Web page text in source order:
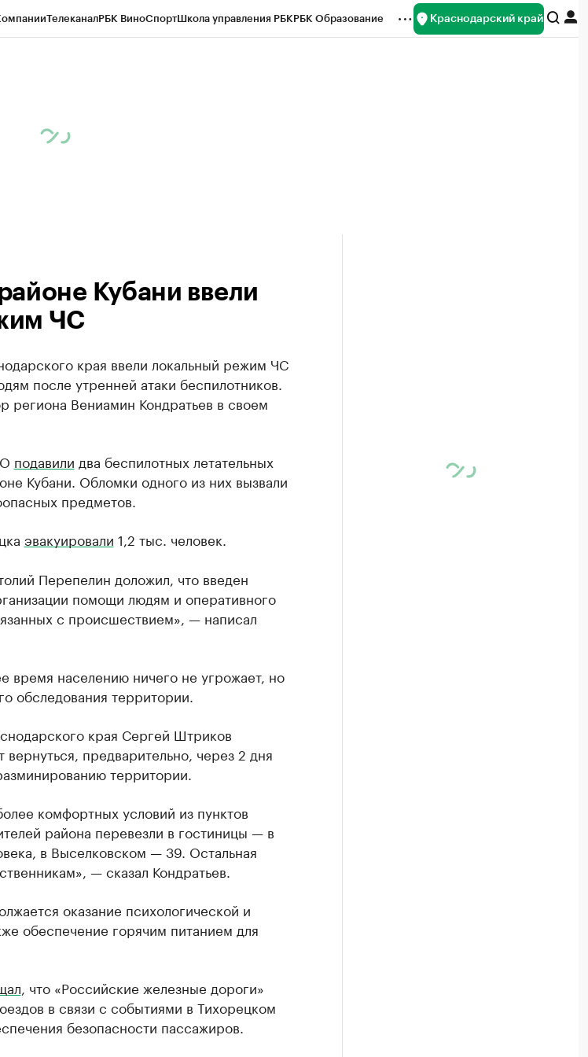
ТелеканалРБК ВиноСпортШкола управления РБКРБК Образование Краснодарский край
Кубани ввели
ЧС
края ввели локальный режим ЧС
после утренней атаки беспилотников.
региона Вениамин Кондратьев в своем
подавили два беспилотных летательных
Кубани. Обломки одного из них вызвали
предметов.
эвакуировали 1,2 тыс. человек.
Перепелин доложил, что введен
помощи людям и оперативного
с происшествием», — написал
время населению ничего не угрожает, но
обследования территории.
края Сергей Штриков
вернуться, предварительно, через 2 дня
территории.
комфортных условий из пунктов
района перевезли в гостиницы — в
в Выселковском — 39. Остальная
— сказал Кондратьев.
оказание психологической и
обеспечение горячим питанием для
, что «Российские железные дороги»
в связи с событиями в Тихорецком
безопасности пассажиров.